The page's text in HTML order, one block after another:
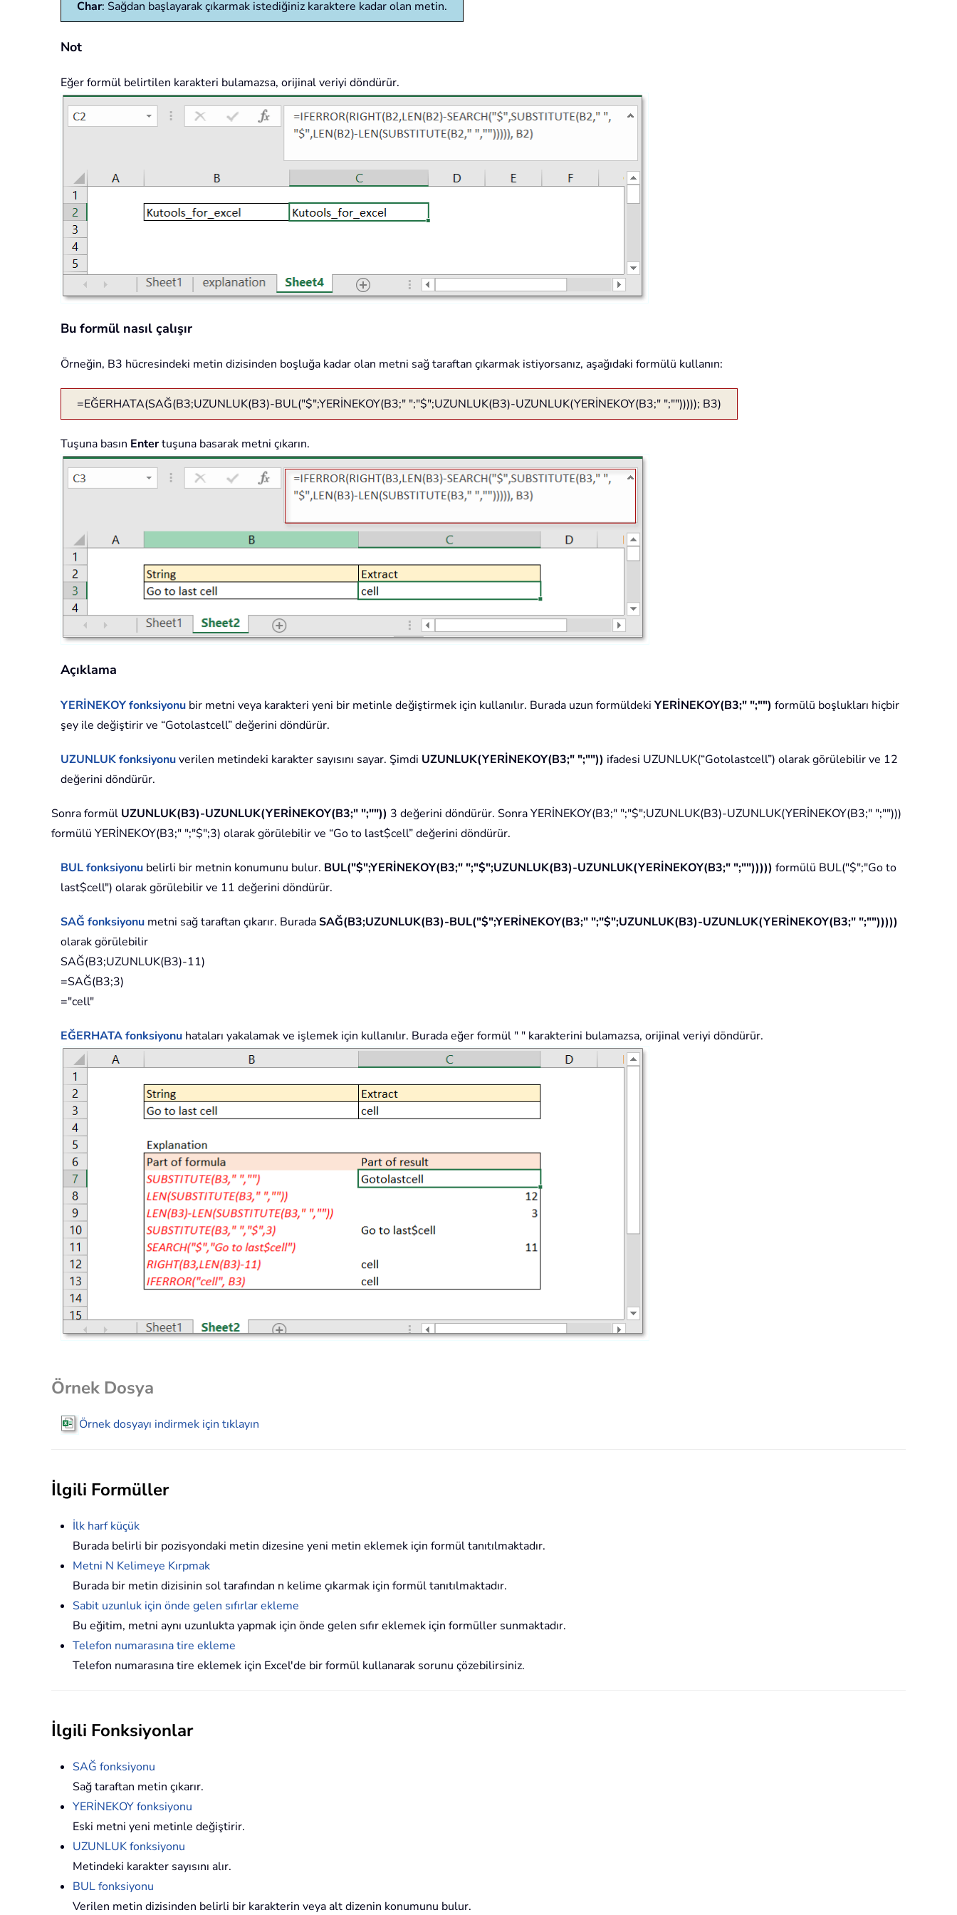
Char: Sağdan başlayarak çıkarmak istediğiniz karaktere kadar olan metin.
Not
Eğer formül belirtilen karakteri bulamazsa, orijinal veriyi döndürür.
Bu formül nasıl çalışır
Örneğin, B3 hücresindeki metin dizisinden boşluğa kadar olan metni sağ taraftan çıkarmak istiyorsanız, aşağıdaki formülü kullanın:
=EĞERHATA(SAĞ(B3;UZUNLUK(B3)-BUL("$";YERİNEKOY(B3;" ";"$";UZUNLUK(B3)-UZUNLUK(YERİNEKOY(B3;" ";""))))); B3)
Tuşuna basın Entertuşuna basarak metni çıkarın.
Açıklama
YERİNEKOYfonksiyonu bir metni veya karakteri yeni bir metinle değiştirmek için kullanılır. Burada uzun formüldeki YERİNEKOY(B3;" ";"") formülü boşlukları hiçbir
şey ile değiştirir ve “Gotolastcell” değerini döndürür.
UZUNLUKfonksiyonuverilen metindeki karakter sayısını sayar. Şimdi UZUNLUK(YERİNEKOY(B3;" ";"")) ifadesi UZUNLUK(“Gotolastcell”) olarak görülebilir ve 12
değerini döndürür.
Sonra formül UZUNLUK(B3)-UZUNLUK(YERİNEKOY(B3;" ";"")) 3 değerini döndürür. Sonra YERİNEKOY(B3;" ";"$";UZUNLUK(B3)-UZUNLUK(YERİNEKOY(B3;" ";"")))
formülü YERİNEKOY(B3;" ";"$";3) olarak görülebilir ve “Go to last$cell” değerini döndürür.
BULfonksiyonu belirli bir metnin konumunu bulur. BUL("$";YERİNEKOY(B3;" ";"$";UZUNLUK(B3)-UZUNLUK(YERİNEKOY(B3;" ";""))))) formülü BUL("$";"Go to
last$cell") olarak görülebilir ve 11 değerini döndürür.
SAĞ fonksiyonu metni sağ taraftan çıkarır. BuradaSAĞ(B3;UZUNLUK(B3)-BUL("$";YERİNEKOY(B3;" ";"$";UZUNLUK(B3)-UZUNLUK(YERİNEKOY(B3;" ";"")))))
olarak görülebilir
SAĞ(B3;UZUNLUK(B3)-11)
=SAĞ(B3;3)
="cell"
EĞERHATAfonksiyonu hataları yakalamak ve işlemek için kullanılır. Burada eğer formül " " karakterini bulamazsa, orijinal veriyi döndürür.
Örnek Dosya
Örnek dosyayı indirmek için tıklayın
İlgili Formüller
İlk harf küçük
Burada belirli bir pozisyondaki metin dizesine yeni metin eklemek için formül tanıtılmaktadır.
Metni N Kelimeye Kırpmak
Burada bir metin dizisinin sol tarafından n kelime çıkarmak için formül tanıtılmaktadır.
Sabit uzunluk için önde gelen sıfırlar ekleme
Bu eğitim, metni aynı uzunlukta yapmak için önde gelen sıfır eklemek için formüller sunmaktadır.
Telefon numarasına tire ekleme
Telefon numarasına tire eklemek için Excel'de bir formül kullanarak sorunu çözebilirsiniz.
İlgili Fonksiyonlar
SAĞ fonksiyonu
Sağ taraftan metin çıkarır.
YERİNEKOY fonksiyonu
Eski metni yeni metinle değiştirir.
UZUNLUK fonksiyonu
Metindeki karakter sayısını alır.
BUL fonksiyonu
Verilen metin dizisinden belirli bir karakterin veya alt dizenin konumunu bulur.